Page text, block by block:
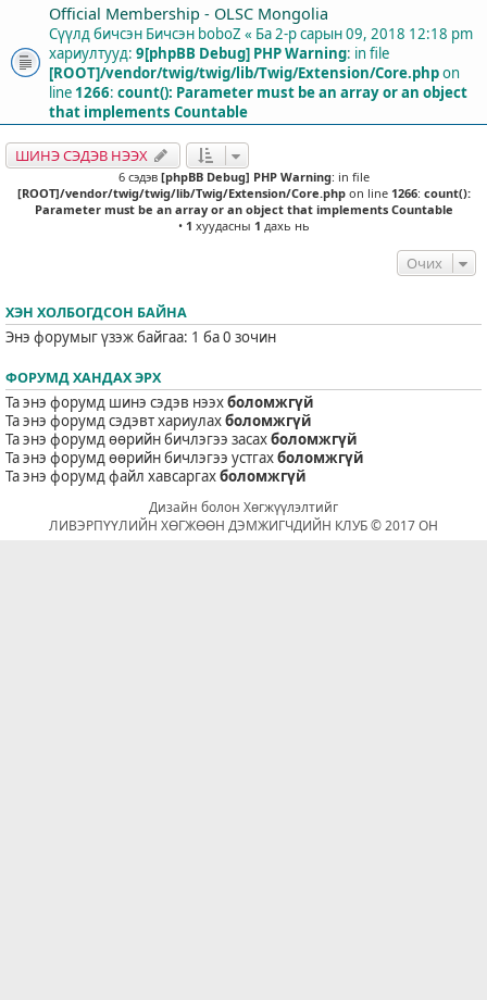
Official Membership - OLSC Mongolia
Сүүлд бичсэн Бичсэн boboZ « Ба 2-р сарын 09, 2018 12:18 pm
хариултууд: 9[phpBB Debug] PHP Warning: in file
[ROOT]/vendor/twig/twig/lib/Twig/Extension/Core.phpon
line 1266: count(): Parameter must be an array or an object
that implements Countable
ШИНЭ СЭДЭВ НЭЭХ
6 сэдэв [phpBB Debug] PHP Warning: in file
[ROOT]/vendor/twig/twig/lib/Twig/Extension/Core.phpon line 1266: count():
Parameter must be an array or an object that implements Countable
• 1 хуудасны 1 дахь нь
Очих
ХЭН ХОЛБОГДСОН БАЙНА
Энэ форумыг үзэж байгаа: 1 ба 0 зочин
ФОРУМД ХАНДАХ ЭРХ
Та энэ форумд шинэ сэдэв нээхболомжгүй
Та энэ форумд сэдэвт хариулахболомжгүй
Та энэ форумд өөрийн бичлэгээ засахболомжгүй
Та энэ форумд өөрийн бичлэгээ устгахболомжгүй
Та энэ форумд файл хавсаргахболомжгүй
Дизайн болон Хөгжүүлэлтийг
ЛИВЭРПҮҮЛИЙН ХӨГЖӨӨН ДЭМЖИГЧДИЙН КЛУБ © 2017 ОН